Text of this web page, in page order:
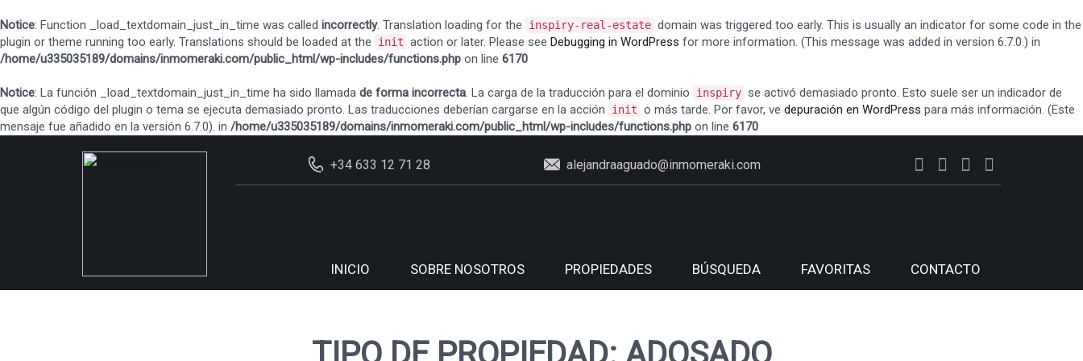
Notice: Function _load_textdomain_just_in_time was called incorrectly. Translation loading for the inspiry-real-estate domain was triggered too early. This is usually an indicator for some code in the
plugin or theme running too early. Translations should be loaded at the
init action or later. Please see Debugging in WordPress for more information. (This message was added in version 6.7.0.) in
/home/u335035189/domains/inmomeraki.com/public_html/wp-includes/functions.php on line 6170
Notice: La función _load_textdomain_just_in_time ha sido llamada de forma incorrecta. La carga de la traducción para el dominio inspiry se activó demasiado pronto. Esto suele ser un indicador de
que algún código del plugin o tema se ejecuta demasiado pronto. Las traducciones deberían cargarse en la acción
init o más tarde. Por favor, ve depuración en WordPress para más información. (Este
mensaje fue añadido en la versión 6.7.0). in /home/u335035189/domains/inmomeraki.com/public_html/wp-includes/functions.php on line 6170
+34 633 12 71 28 alejandraaguado@inmomeraki.com
INICIO SOBRE NOSOTROS PROPIEDADES BÚSQUEDA FAVORITAS CONTACTO